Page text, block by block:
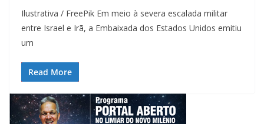
Ilustrativa / FreePik Em meio à severa escalada militar
entre Israel e Irã, a Embaixada dos Estados Unidos emitiu
um
Read More